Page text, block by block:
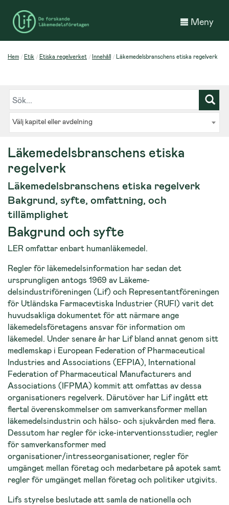
Meny
Hem Etik Etiska regelverket Innehåll Läkemedelsbranschens etiska regelverk
Välj kapitel eller avdelning
Läkemedelsbranschens etiska
regelverk
Läkemedelsbranschens etiska regelverk
Bakgrund, syfte, omfattning, och
tillämplighet
Bakgrund och syfte
LER omfattar enbart humanläkemedel.
Regler för läkemedelsinformation har sedan det
ursprungligen antogs 1969 av Läkeme-
delsindustriföreningen (Lif) och Representantföreningen
för Utländska Farmacevtiska Industrier (RUFI) varit det
huvudsakliga dokumentet för att närmare ange
läkemedelsföretagens ansvar för information om
läkemedel. Under senare år har Lif bland annat genom sitt
medlemskap i European Federation of Pharmaceutical
Industries and Associations (EFPIA), International
Federation of Pharmaceutical Manufacturers and
Associations (IFPMA) kommit att omfattas av dessa
organisationers regelverk. Därutöver har Lif ingått ett
flertal överenskommelser om samverkansformer mellan
läkemedelsindustrin och hälso- och sjukvården med flera.
Dessutom har regler för icke-interventionsstudier, regler
för samverkansformer med
organisationer/intresseorganisationer, regler för
umgänget mellan företag och medarbetare på apotek samt
regler för umgänget mellan företag och politiker utgivits.
Lifs styrelse beslutade att samla de nationella och